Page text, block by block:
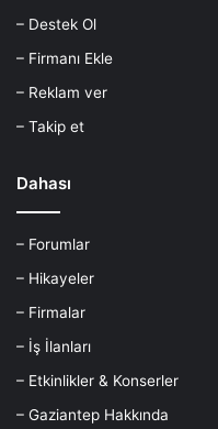
– Destek Ol
– Firmanı Ekle
– Reklam ver
– Takip et
Dahası
– Forumlar
– Hikayeler
– Firmalar
– İş İlanları
– Etkinlikler & Konserler
– Gaziantep Hakkında